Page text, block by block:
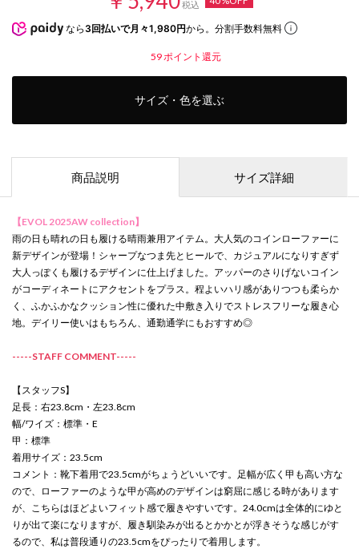
税込
なら 3回払いで月々1,980円から。分割手数料無料
59ポイント還元
サイズ・色を選ぶ
商品説明 サイズ詳細
【EVOL 2025AW collection】
雨の日も晴れの日も履ける晴雨兼用アイテム。大人気のコインローファーに
新デザインが登場！シャープなつま先とヒールで、カジュアルになりすぎず
大人っぽくも履けるデザインに仕上げました。アッパーのさりげないコイン
がコーディネートにアクセントをプラス。程よいハリ感がありつつも柔らか
く、ふかふかなクッション性に優れた中敷き入りでストレスフリーな履き心
地。デイリー使いはもちろん、通勤通学にもおすすめ◎
-----STAFF COMMENT-----
【スタッフS】
足長：右23.8cm・左23.8cm
幅/ワイズ：標準・E
甲：標準
着用サイズ：23.5cm
コメント：靴下着用で23.5cmがちょうどいいです。足幅が広く甲も高い方な
ので、ローファーのような甲が高めのデザインは窮屈に感じる時があります
が、こちらはほどよいフィット感で履きやすいです。24.0cmは全体的にゆと
りが出て楽になりますが、履き馴染みが出るとかかとが浮きそうな感じがす
るので、私は普段通りの23.5cmをぴったりで着用します。